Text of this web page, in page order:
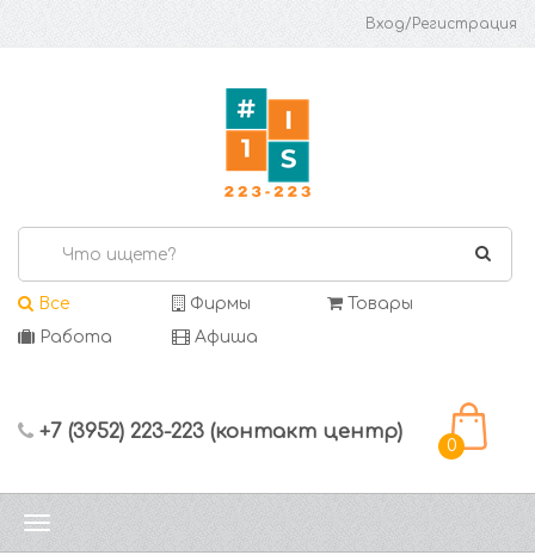
Вход/Регистрация
Все Фирмы
Товары
Работа
Афиша
+7 (3952) 223-223 (контакт центр)
0